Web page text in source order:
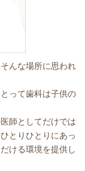
んな場所に思われ
って歯科は子供の
師としてだけでは
とりひとりにあっ
ける環境を提供し